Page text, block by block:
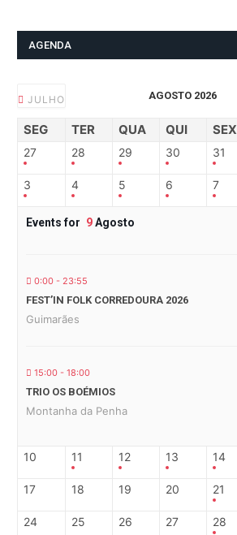
AGENDA
JULHO AGOSTO 2026
SEG TER QUA QUI SEX
27 28 29 30 31
3 4 5 6 7
Events for 9Agosto
0:00 - 23:55
FEST’IN FOLK CORREDOURA 2026
Guimarães
15:00 - 18:00
TRIO OS BOÉMIOS
Montanha da Penha
10 11 12 13 14
17 18 19 20 21
24 25 26 27 28